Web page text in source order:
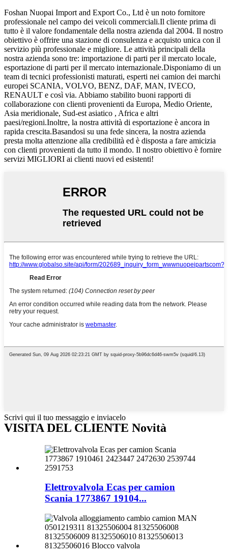
Foshan Nuopai Import and Export Co., Ltd è un noto fornitore
professionale nel campo dei veicoli commerciali.Il cliente prima di
tutto è il valore fondamentale della nostra azienda dal 2004. Il nostro
obiettivo è offrire una stazione di consulenza e acquisto unica con il
servizio più professionale e migliore. Le attività principali della
nostra azienda sono tre: importazione di parti per il mercato locale,
esportazione di parti per il mercato internazionale.Disponiamo di un
team di tecnici professionisti maturati, esperti nei camion dei marchi
europei SCANIA, VOLVO, BENZ, DAF, MAN, IVECO,
RENAULT e così via. Abbiamo stabilito buoni rapporti di
collaborazione con clienti provenienti da Europa, Medio Oriente,
Asia meridionale, Sud-est asiatico , Africa e altri
paesi/regioni.Inoltre, la nostra attività di esportazione è ancora in
rapida crescita.Basandosi su una fede sincera, la nostra azienda
presta molta attenzione alla credibilità ed è disposta a fare amicizia
con clienti provenienti da tutto il mondo. Il nostro obiettivo è fornire
servizi MIGLIORI ai clienti nuovi ed esistenti!
Scrivi qui il tuo messaggio e inviacelo
VISITA DEL CLIENTE Novità
Elettrovalvola Ecas per camion
Scania 1773867 19104...